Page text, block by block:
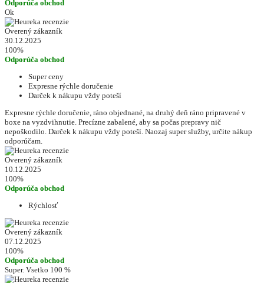
Odporúča obchod
Ok
Overený zákazník
30.12.2025
100%
Odporúča obchod
Super ceny
Expresne rýchle doručenie
Darček k nákupu vždy poteší
Expresne rýchle doručenie, ráno objednané, na druhý deň ráno pripravené v
boxe na vyzdvihnutie. Precízne zabalené, aby sa počas prepravy nič
nepoškodilo. Darček k nákupu vždy poteší. Naozaj super služby, určite nákup
odporúčam.
Overený zákazník
10.12.2025
100%
Odporúča obchod
Rýchlosť
Overený zákazník
07.12.2025
100%
Odporúča obchod
Super. Vsetko 100 %